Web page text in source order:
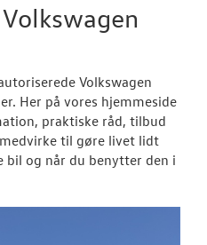
Volkswagen
Her på vores hjemmeside
praktiske råd, tilbud
til gøre livet lidt
bil og når du benytter den i